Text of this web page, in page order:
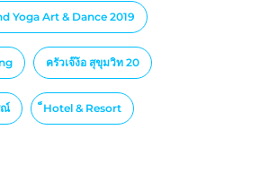
Yoga Art & Dance 2019
ครัวเจ๊ง้อ สุขุมวิท 20
ณ์ ็Hotel & Resort